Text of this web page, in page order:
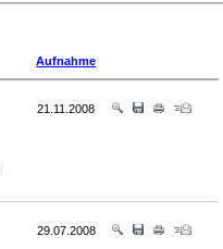
Aufnahme
21.11.2008
29.07.2008